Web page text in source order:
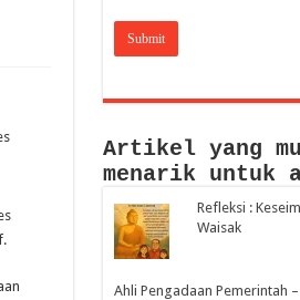
Artikel yang
menarik untuk
Refleksi :
Waisak
Ahli Pengadaan Pemerintah